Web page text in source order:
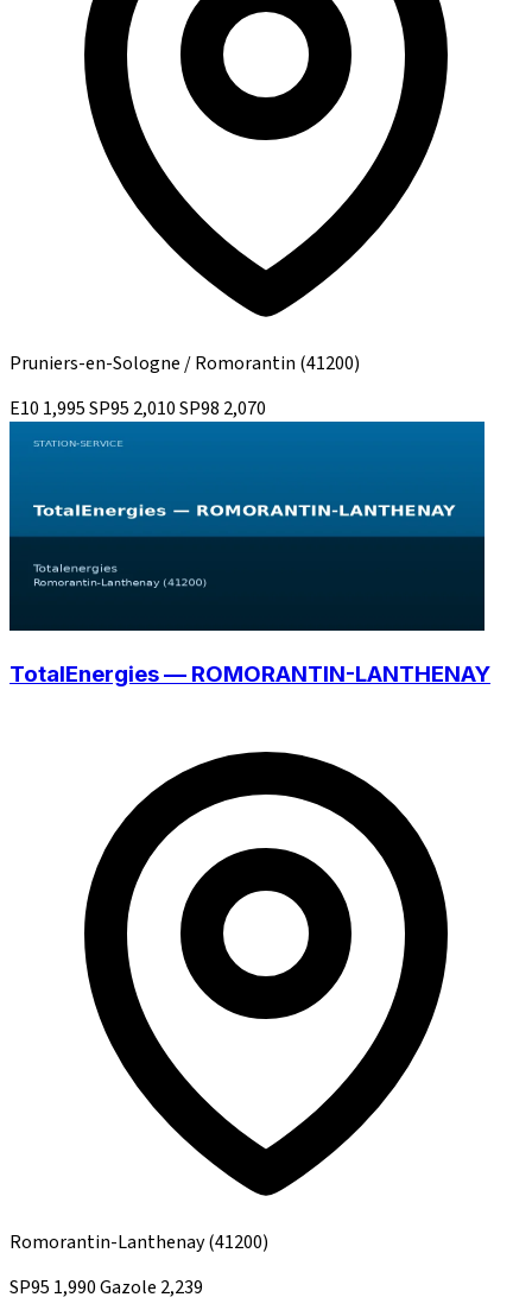
Pruniers-en-Sologne / Romorantin (41200)
E10 1,995SP95 2,010SP98 2,070
TotalEnergies — ROMORANTIN-LANTHENAY
Romorantin-Lanthenay(41200)
SP95 1,990Gazole 2,239